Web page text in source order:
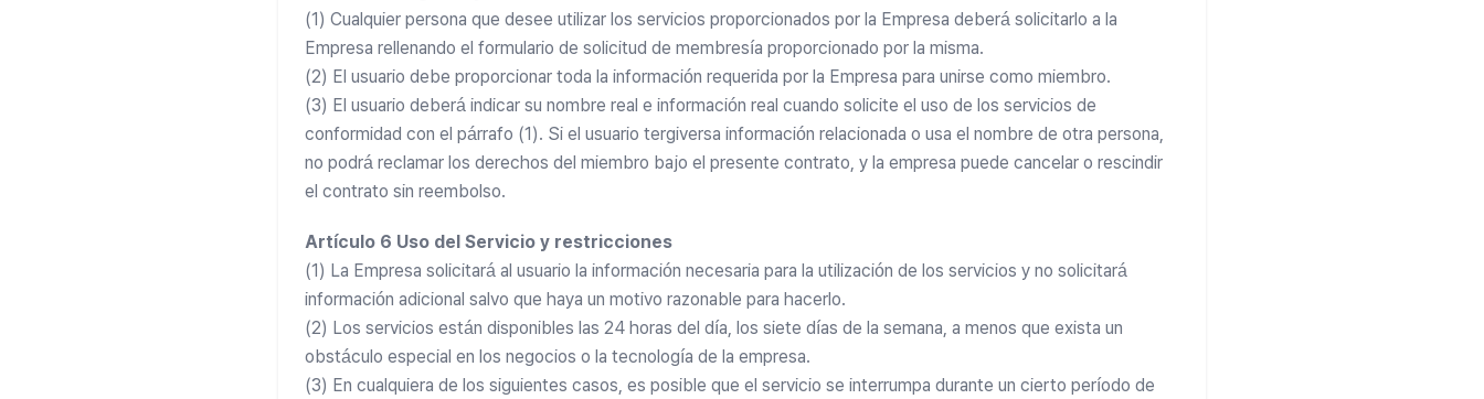
(1) Cualquier persona que desee utilizar los servicios proporcionados por la Empresa deberá solicitarlo a la
Empresa rellenando el formulario de solicitud de membresía proporcionado por la misma.
(2) El usuario debe proporcionar toda la información requerida por la Empresa para unirse como miembro.
(3) El usuario deberá indicar su nombre real e información real cuando solicite el uso de los servicios de
conformidad con el párrafo (1). Si el usuario tergiversa información relacionada o usa el nombre de otra persona,
no podrá reclamar los derechos del miembro bajo el presente contrato, y la empresa puede cancelar o rescindir
el contrato sin reembolso.
Artículo 6 Uso del Servicio y restricciones
(1) La Empresa solicitará al usuario la información necesaria para la utilización de los servicios y no solicitará
información adicional salvo que haya un motivo razonable para hacerlo.
(2) Los servicios están disponibles las 24 horas del día, los siete días de la semana, a menos que exista un
obstáculo especial en los negocios o la tecnología de la empresa.
(3) En cualquiera de los siguientes casos, es posible que el servicio se interrumpa durante un cierto período de